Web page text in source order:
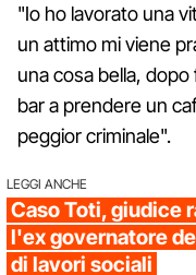
"Io ho lavorato una
un attimo mi viene
una cosa bella,
bar a prendere un
peggior criminale".
LEGGI ANCHE
Caso Toti, giudice
l'ex governatore
di lavori sociali